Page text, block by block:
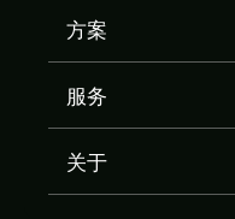
方案
服务
关于